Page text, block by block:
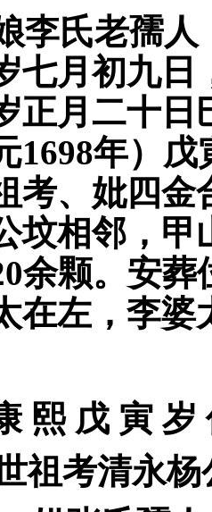
李氏老孺人
七月初九日
正月二十日
1698年）戊
考、妣四金
坟相邻，
余颗。安葬
在左，李婆
熙 戊 寅 岁
祖考清永